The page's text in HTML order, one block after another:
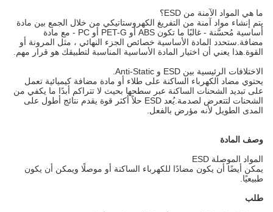
ما هي المواد الآمنة من ESD؟
يتم إنشاء مواد آمنة من التفريغ الكهروستاتيكي من خلال الجمع بين مادة
أساسية مُحسَّنة - غالبًا ما تكون ABS أو PET-G أو PC - مع مادة
مضافة.ستحدد المادة الأساسية خصائص الجزء النهائي ، مثل المرونة أو
القوة.هذا يعني أن اختيار المادة الأساسية المناسبة لتطبيقك هو قرار مهم.
الاختلافات الرئيسية بين ESD و Anti-Static.
يحتوي مضاد الكهرباء الساكنة على طلاء أو مادة مضافة كيميائية تعمل
على تبديد الشحنات الساكنة عبر سطحها بحيث لا تتراكم أبدًا ما يكفي من
الشحنات لتتعرض لصدمة.يُعد ESD حلاً أكثر قوة يقدم نتائج أطول على
المدى الطويل لأنه مؤرض بالفعل.
وصف المادة
المواد الموصلة ESD
يمكن أيضًا أن يكون مضادًا للكهرباء الساكنة أو موصلًا ويمكن أن يكون
طبيعيًا.
طلب